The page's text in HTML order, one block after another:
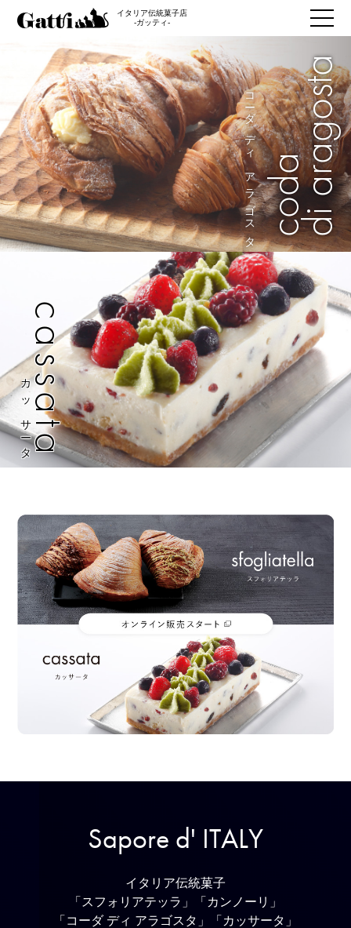
イタリア伝統菓子店
-ガッティ-
sfogliatella
スフォリアテッラ
cannoli
カンノーリ
codadi aragosta
コーダ ディ アラゴスタ
cassata
カッサータ
Sapore d' ITALY
イタリア伝統菓子
「スフォリアテッラ」「カンノーリ」
「コーダ ディ アラゴスタ」「カッサータ」